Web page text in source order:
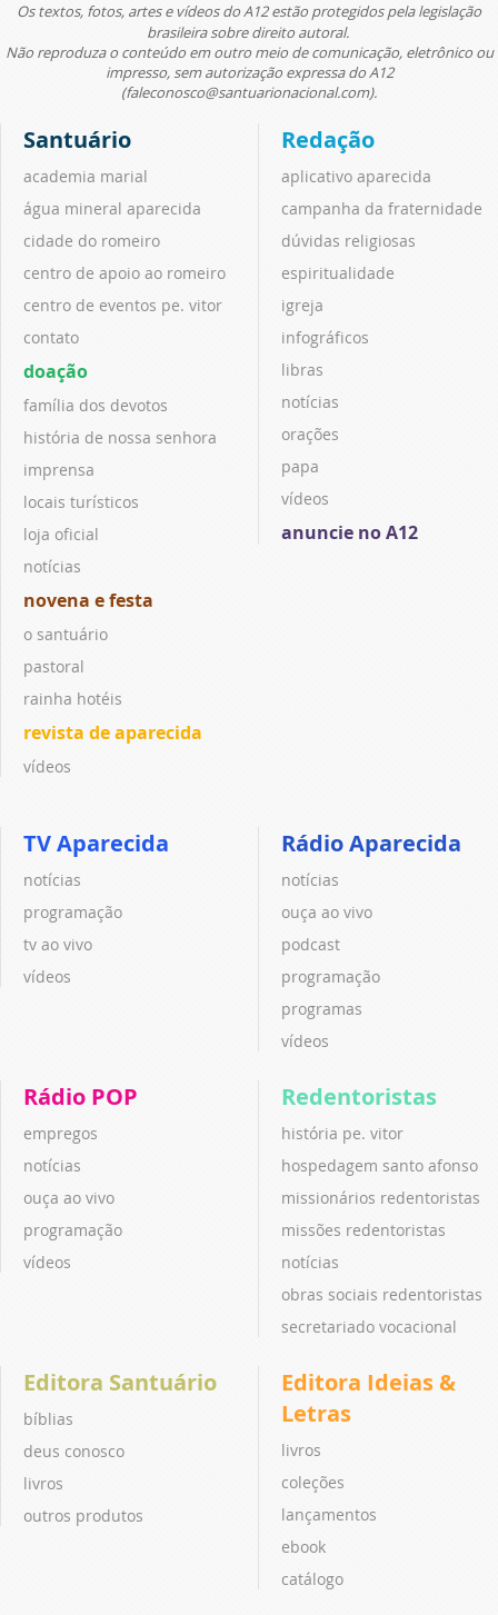
Os textos, fotos, artes e vídeos do A12 estão protegidos pela legislação
brasileira sobre direito autoral.
Não reproduza o conteúdo em outro meio de comunicação, eletrônico ou
impresso, sem autorização expressa do A12
(faleconosco@santuarionacional.com).
Santuário
academia marial
água mineral aparecida
cidade do romeiro
centro de apoio ao romeiro
centro de eventos pe. vitor
contato
doação
família dos devotos
história de nossa senhora
imprensa
locais turísticos
loja oficial
notícias
novena e festa
o santuário
pastoral
rainha hotéis
revista de aparecida
vídeos
Redação
aplicativo aparecida
campanha da fraternidade
dúvidas religiosas
espiritualidade
igreja
infográficos
libras
notícias
orações
papa
vídeos
anuncie no A12
TV Aparecida
notícias
programação
tv ao vivo
vídeos
Rádio Aparecida
notícias
ouça ao vivo
podcast
programação
programas
vídeos
Rádio POP
empregos
notícias
ouça ao vivo
programação
vídeos
Redentoristas
história pe. vitor
hospedagem santo afonso
missionários redentoristas
missões redentoristas
notícias
obras sociais redentoristas
secretariado vocacional
Editora Santuário
bíblias
deus conosco
livros
outros produtos
Editora Ideias &
Letras
livros
coleções
lançamentos
ebook
catálogo